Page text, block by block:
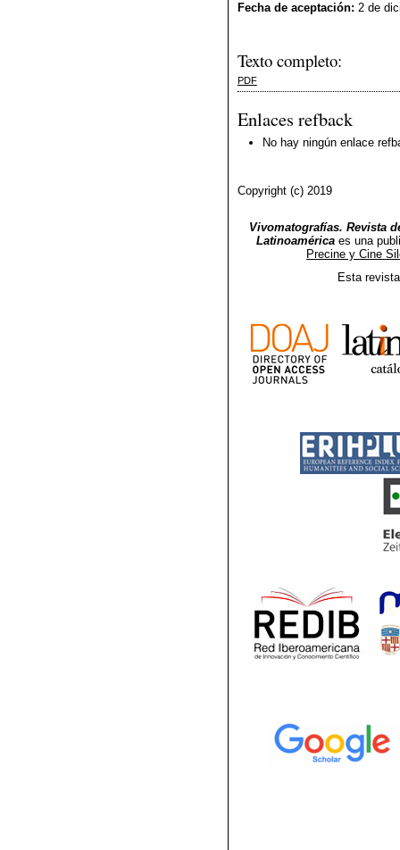
Fecha de aceptación: 2 de
Texto completo:
PDF
Enlaces refback
No hay ningún enlace
Copyright (c) 2019
Vivomatografías. Revista
Latinoamérica es una
Precine y Cine
Esta